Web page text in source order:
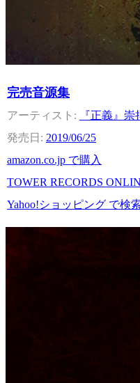
完売音源集
『正義』
2019/06/25
amazon.co.jp で購入
TOWER RECORDS
Yahoo!ショッピング で検